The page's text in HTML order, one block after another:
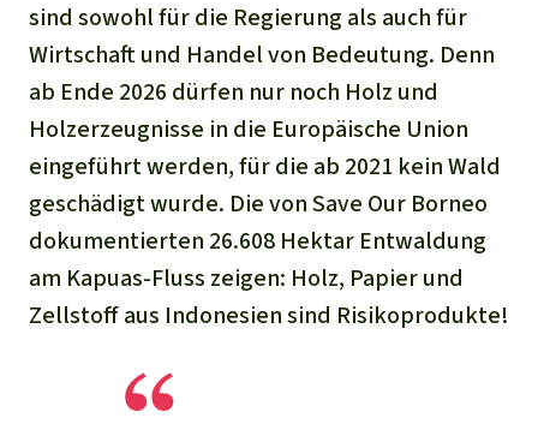
sind sowohl für die Regierung als auch für
Wirtschaft und Handel von Bedeutung. Denn
ab Ende 2026 dürfen nur noch Holz und
Holzerzeugnisse in die Europäische Union
eingeführt werden, für die ab 2021 kein Wald
geschädigt wurde. Die von Save Our Borneo
dokumentierten 26.608 Hektar Entwaldung
am Kapuas-Fluss zeigen: Holz, Papier und
Zellstoff aus Indonesien sind Risikoprodukte!